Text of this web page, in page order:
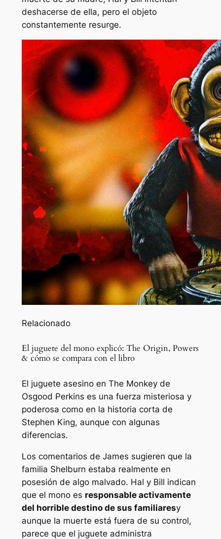
deshacerse de ella, pero el objeto
constantemente resurge.
Relacionado
El juguete del mono explicó: The Origin, Powers
& cómo se compara con el libro
El juguete asesino en The Monkey de
Osgood Perkins es una fuerza misteriosa y
poderosa como en la historia corta de
Stephen King, aunque con algunas
diferencias.
Los comentarios de James sugieren que la
familia Shelburn estaba realmente en
posesión de algo malvado. Hal y Bill indican
que el mono es responsable activamente
del horrible destino de sus familiaresy
aunque la muerte está fuera de su control,
parece que el juguete administra